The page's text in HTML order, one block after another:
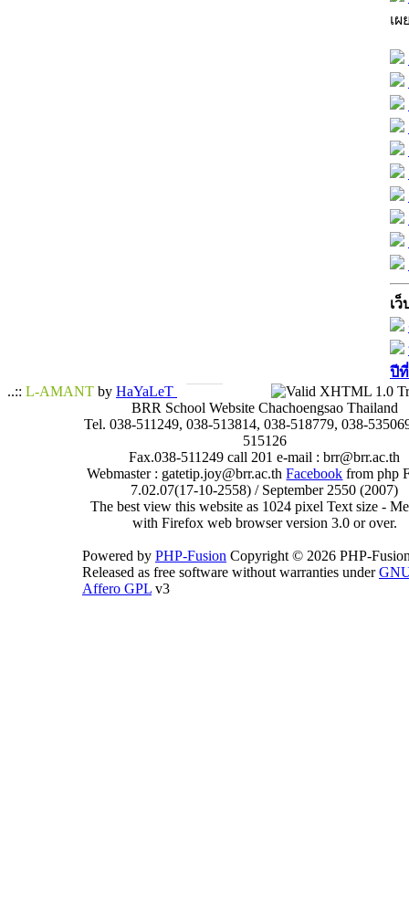
เ
เว็
ปี
..:: L-AMANT by HaYaLeT
BRR School Website Chachoengsao Thailand
Tel. 038-511249, 038-513814, 038-518779, 038-
515126
Fax.038-511249 call 201 e-mail : brr@brr.ac.th
Webmaster : gatetip.joy@brr.ac.thFacebook from php
7.02.07(17-10-2558) / September 2550 (2007)
The best view this website as 1024 pixel Text size -
with Firefox web browser version 3.0 or over.
Powered by PHP-Fusion Copyright © 2026 PHP-
Released as free software without warranties under
Affero GPL v3